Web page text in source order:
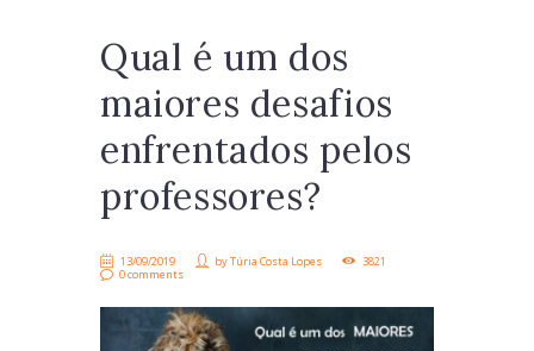
Qual é um dos
maiores desafios
enfrentados pelos
professores?
13/09/2019 byTúria Costa Lopes
3821
0 comments